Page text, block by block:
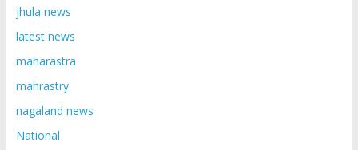
jhula news
latest news
maharastra
mahrastry
nagaland news
National